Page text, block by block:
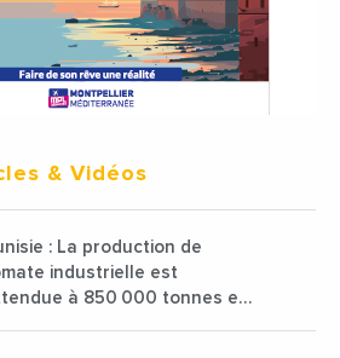
& Vidéos
: La production de
industrielle est
à 850 000 tonnes en